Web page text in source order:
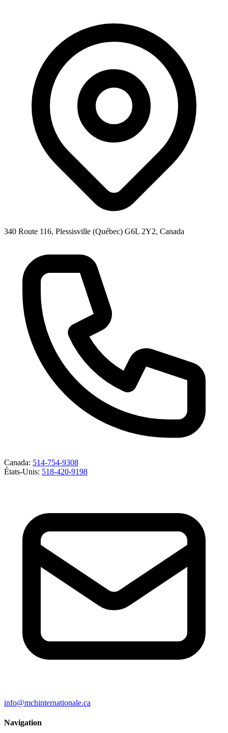
340 Route 116, Plessisville (Québec) G6L 2Y2, Canada
Canada: 514-754-9308
États-Unis: 518-420-9198
info@mchinternationale.ca
Navigation